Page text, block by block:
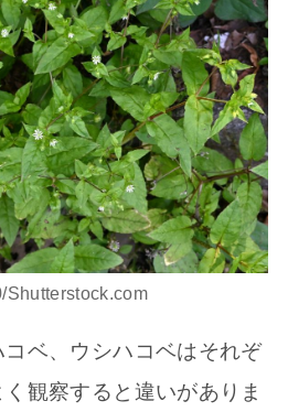
Shutterstock.com
ベ、ウシハコベはそれぞ
観察すると違いがありま